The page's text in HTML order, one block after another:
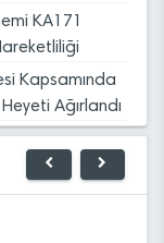
KA171
Kapsamında
Ağırlandı
2026)